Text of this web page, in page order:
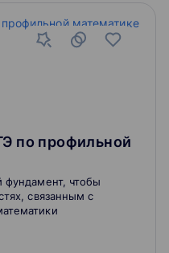
по профильной
фундамент, чтобы
связанным с